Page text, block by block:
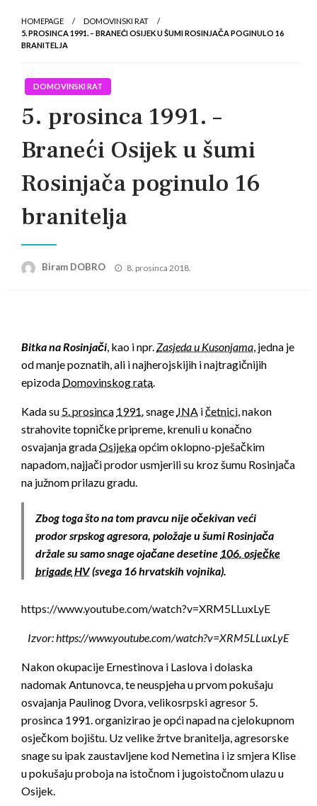
HOMEPAGE
DOMOVINSKI RAT
5. PROSINCA 1991. – BRANEĆI OSIJEK U ŠUMI ROSINJAČA POGINULO 16
BRANITELJA
DOMOVINSKI RAT
5. prosinca 1991. –
Braneći Osijek u šumi
Rosinjača poginulo 16
branitelja
Biram DOBRO
Posted
8. prosinca 2018.
Bitka na Rosinjači, kao i npr.Zasjeda u Kusonjama, jedna je
od manje poznatih, ali i najherojskijih i najtragičnijih
epizoda Domovinskog rata.
Kada su 5. prosinca 1991.snage JNA ičetnici, nakon
strahovite topničke pripreme, krenuli u konačno
osvajanja gradaOsijekaopćim oklopno-pješačkim
napadom, najjači prodor usmjerili su kroz šumu Rosinjača
na južnom prilazu gradu.
Zbog toga što na tom pravcu nije očekivan veći
prodor srpskog agresora, položaje u šumi Rosinjača
držale su samo snage ojačane desetine 106. osječke
brigadeHV(svega 16 hrvatskih vojnika).
https://www.youtube.com/watch?v=XRM5LLuxLyE
Izvor: https://www.youtube.com/watch?v=XRM5LLuxLyE
Nakon okupacije Ernestinova i Laslova i dolaska
nadomak Antunovca, te neuspjeha u prvom pokušaju
osvajanja Paulinog Dvora, velikosrpski agresor 5.
prosinca 1991. organizirao je opći napad na cjelokupnom
osječkom bojištu. Uz velike žrtve branitelja, agresorske
snage su ipak zaustavljene kod Nemetina i iz smjera Klise
u pokušaju proboja na istočnom i jugoistočnom ulazu u
Osijek.